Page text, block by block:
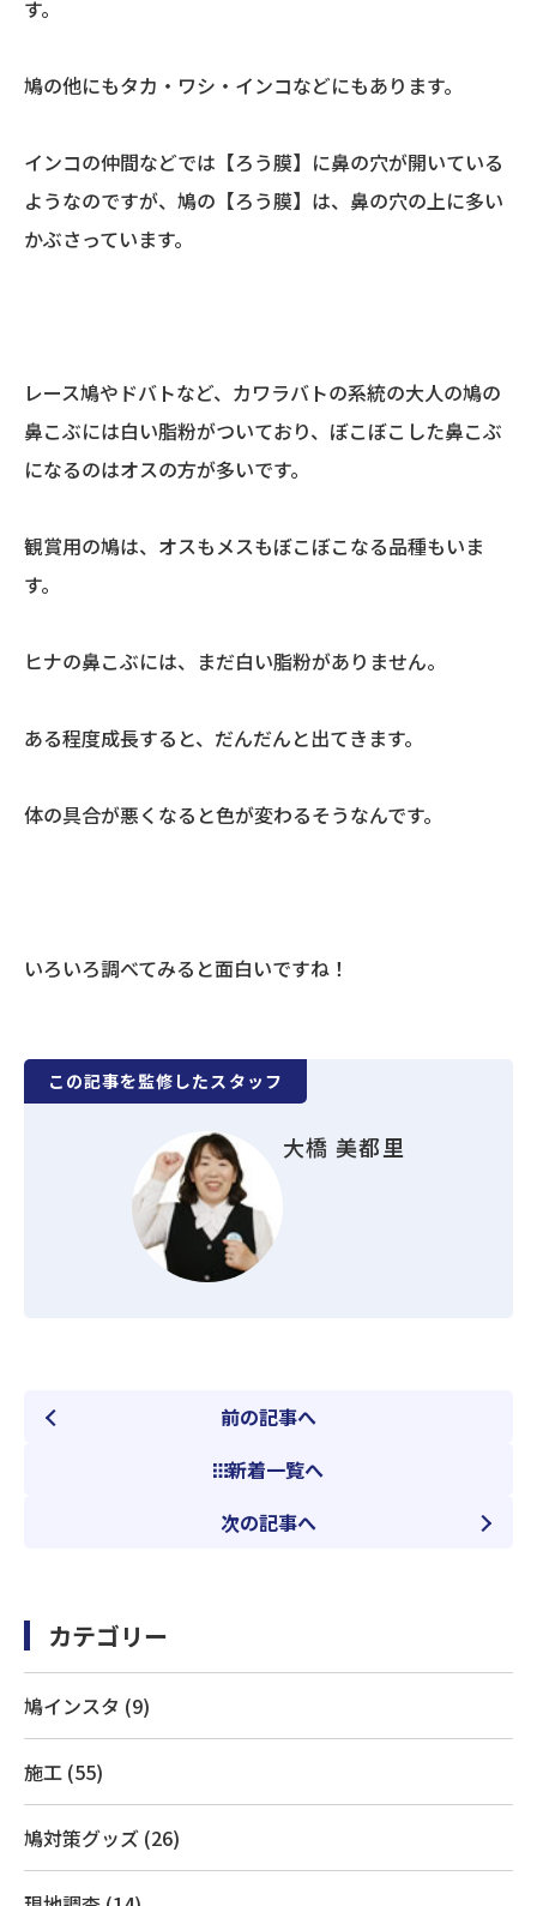
す。
鳩の他にもタカ・ワシ・インコなどにもあります。
インコの仲間などでは【ろう膜】に鼻の穴が開いている
ようなのですが、鳩の【ろう膜】は、鼻の穴の上に多い
かぶさっています。
レース鳩やドバトなど、カワラバトの系統の大人の鳩の
鼻こぶには白い脂粉がついており、ぼこぼこした鼻こぶ
になるのはオスの方が多いです。
観賞用の鳩は、オスもメスもぼこぼこなる品種もいま
す。
ヒナの鼻こぶには、まだ白い脂粉がありません。
ある程度成長すると、だんだんと出てきます。
体の具合が悪くなると色が変わるそうなんです。
いろいろ調べてみると面白いですね！
この記事を監修したスタッフ
大橋 美都里
前の記事へ
新着一覧へ
次の記事へ
カテゴリー
鳩インスタ (9)
施工 (55)
鳩対策グッズ (26)